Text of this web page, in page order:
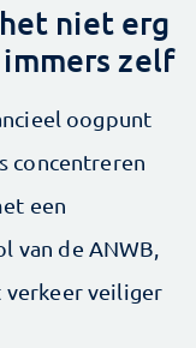
niet erg
zelf
oogpunt
concentreren
een
van de ANWB,
verkeer veiliger